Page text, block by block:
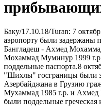
Баку/17.10.18/Turan: 7
аэропорту были
Бангладеш - Ахмед
Мохаммад Муминур 1999
поддельные паспорта.8
"Шихлы" госграницы были
Азербайджана в Грузию
Мухаммад 1985 г.р. и Ахмед
были поддельные греческая